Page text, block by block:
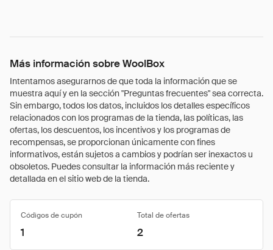
Más información sobre WoolBox
Intentamos asegurarnos de que toda la información que se
muestra aquí y en la sección "Preguntas frecuentes" sea correcta.
Sin embargo, todos los datos, incluidos los detalles específicos
relacionados con los programas de la tienda, las políticas, las
ofertas, los descuentos, los incentivos y los programas de
recompensas, se proporcionan únicamente con fines
informativos, están sujetos a cambios y podrían ser inexactos u
obsoletos. Puedes consultar la información más reciente y
detallada en el sitio web de la tienda.
Códigos de cupón Total de ofertas
1 2